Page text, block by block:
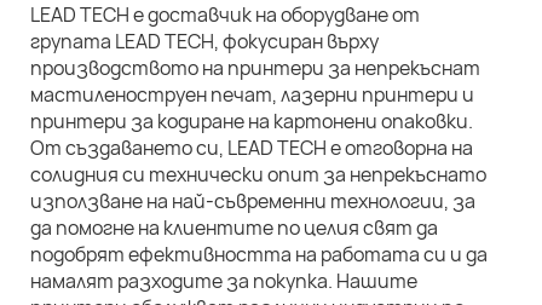
LEAD TECH е доставчик на оборудване от
групата LEAD TECH, фокусиран върху
производството на принтери за непрекъснат
мастиленоструен печат, лазерни принтери и
принтери за кодиране на картонени опаковки.
От създаването си, LEAD TECH е отговорна на
солидния си технически опит за непрекъснато
използване на най-съвременни технологии, за
да помогне на клиентите по целия свят да
подобрят ефективността на работата си и да
намалят разходите за покупка. Нашите